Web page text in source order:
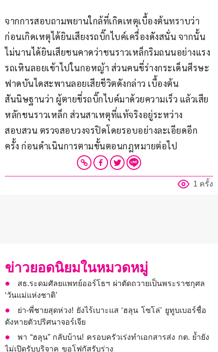
จากการสอบถามพยานใกล้ที่เกิดเหตุเบื้องต้นทราบว่า
ก่อนเกิดเหตุได้ยินเสียงรถบิ๊กไบค์เครื่องดังสนั่น จากนั้น
ไม่นานได้ยินเสียชนคาดว่าชนราวเหล็กริมถนนอย่างแรง
รถเหินลอยเข้าไปในกอหญ้า ส่วนคนขี่ร่างกระเด็นศีรษะ
ฟาดบันไดสะพานลอยเสียชีวิตดังกล่าว เบื้องต้น
สันนิษฐานว่า ผู้ตายขี่รถบิ๊กไบค์มาด้วยความเร็ว แล้วเสีย
หลักชนราวเหล็ก ส่วนสาเหตุที่แท้จริงอยู่ระหว่าง
สอบสวน ตรวจสอบวงจรปิดโดยรอบอย่างละเอียดอีก
ครั้ง ก่อนดำเนินการตามขั้นตอนกฎหมายต่อไป
1 ครั้ง
ข่าวยอดนิยมในหมวดหมู่
สธ.ระดมศัลยแพทย์ออร์โธฯ ผ่าตัดถวายเป็นพระราชกุศล
‘วันแม่แห่งชาติ’
ย่า-พี่ชายสุดห่วง! ยังไร้เบาะแส ‘ฮลุน โซโล่’ ยูทูบเบอร์ชื่อ
ดังหายตัวปริศนาจอร์เจีย
พา “ฮลุน” กลับบ้าน! ครอบครัวเร่งทำเอกสารส่ง กต. ย้ำยัง
ไม่เปิดรับบริจาค ขอโฟกัสรับร่าง